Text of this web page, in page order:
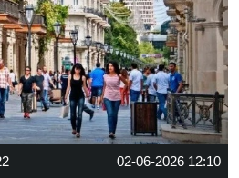
02-06-2026 12:10